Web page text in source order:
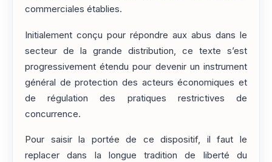
commerciales établies.
Initialement conçu pour répondre aux abus dans le
secteur de la grande distribution, ce texte s’est
progressivement étendu pour devenir un instrument
général de protection des acteurs économiques et
de régulation des pratiques restrictives de
concurrence.
Pour saisir la portée de ce dispositif, il faut le
replacer dans la longue tradition de liberté du